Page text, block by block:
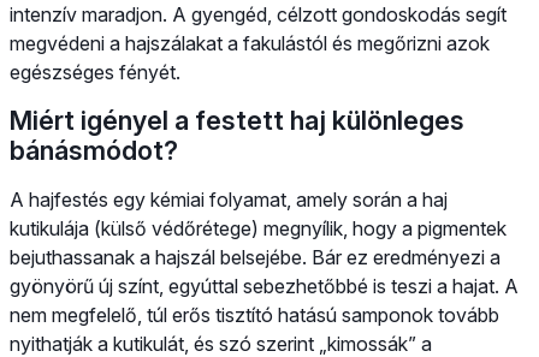
intenzív maradjon. A gyengéd, célzott gondoskodás segít
megvédeni a hajszálakat a fakulástól és megőrizni azok
egészséges fényét.
Miért igényel a festett haj különleges
bánásmódot?
A hajfestés egy kémiai folyamat, amely során a haj
kutikulája (külső védőrétege) megnyílik, hogy a pigmentek
bejuthassanak a hajszál belsejébe. Bár ez eredményezi a
gyönyörű új színt, egyúttal sebezhetőbbé is teszi a hajat. A
nem megfelelő, túl erős tisztító hatású samponok tovább
nyithatják a kutikulát, és szó szerint „kimossák” a